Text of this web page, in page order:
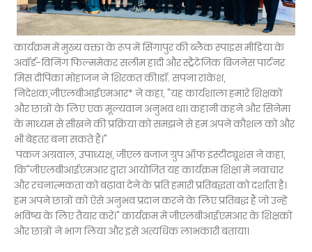
कार्यक्रम में मुख्य वक्ता के रूप में सिंगापुर की ब्लैक स्पाइस मीडिया के
अवॉर्ड-विनिंग फिल्ममेकर सलीम हादी और स्ट्रैटेजिक बिजनेस पार्टनर
मिस दीपिका मोहाजन ने शिरकत की।डॉ. सपना राकेश,
निदेशक,जीएलबीआईएमआर* ने कहा, "यह कार्यशाला हमारे शिक्षकों
और छात्रों के लिए एक मूल्यवान अनुभव था। कहानी कहने और सिनेमा
के माध्यम से सीखने की प्रक्रिया को समझने से हम अपने कौशल को और
भी बेहतर बना सकते हैं।"
पंकज अग्रवाल, उपाध्यक्ष, जीएल बजाज ग्रुप ऑफ इंस्टीट्यूशंस ने कहा,
कि"जीएलबीआईएमआर द्वारा आयोजित यह कार्यक्रम शिक्षा में नवाचार
और रचनात्मकता को बढ़ावा देने के प्रति हमारी प्रतिबद्धता को दर्शाता है।
हम अपने छात्रों को ऐसे अनुभव प्रदान करने के लिए प्रतिबद्ध हैं जो उन्हें
भविष्य के लिए तैयार करें।" कार्यक्रम में जीएलबीआईएमआर के शिक्षकों
और छात्रों ने भाग लिया और इसे अत्यधिक लाभकारी बताया।